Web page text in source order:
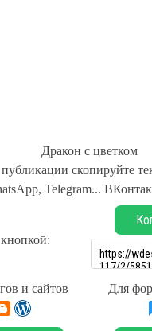
Дракон с цветком
скопируйте
Telegram...
и сайтов Для